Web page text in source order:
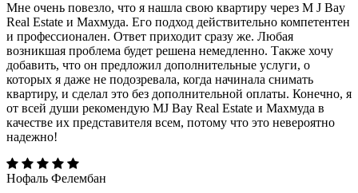
Мне очень повезло, что я нашла свою квартиру через M J Bay
Real Estate и Махмуда. Его подход действительно компетентен
и профессионален. Ответ приходит сразу же. Любая
возникшая проблема будет решена немедленно. Также хочу
добавить, что он предложил дополнительные услуги, о
которых я даже не подозревала, когда начинала снимать
квартиру, и сделал это без дополнительной оплаты. Конечно, я
от всей души рекомендую MJ Bay Real Estate и Махмуда в
качестве их представителя всем, потому что это невероятно
надежно!
Нофаль Фелембан